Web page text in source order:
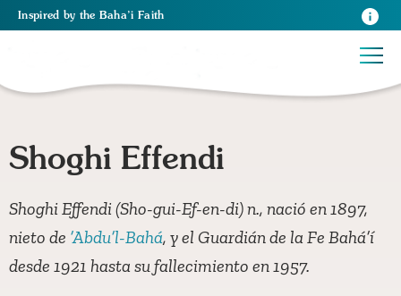
Inspired by the Baha’i Faith
Shoghi Effendi
Shoghi Effendi (Sho-gui-Ef-en-di) n., nació en 1897,
nieto de ’Abdu’l-Bahá, y el Guardián de la Fe Bahá’í
desde 1921 hasta su fallecimiento en 1957.